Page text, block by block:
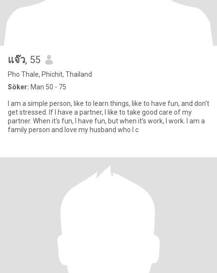
แจ๊ว, 55
Pho Thale, Phichit, Thailand
Söker: Man 50 - 75
I am a simple person, like to learn things, like to have fun, and don't
get stressed. If I have a partner, I like to take good care of my
partner. When it's fun, I have fun, but when it's work, I work. I am a
family person and love my husband who I c